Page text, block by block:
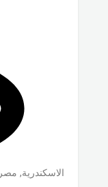
الاسكندرية, مصر